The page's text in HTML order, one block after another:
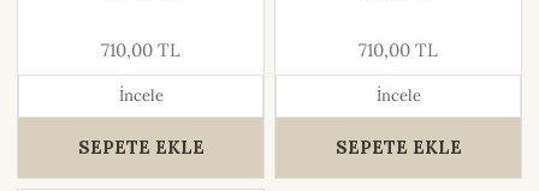
710,00 TL
İncele
SEPETE EKLE
710,00 TL
İncele
SEPETE EKLE